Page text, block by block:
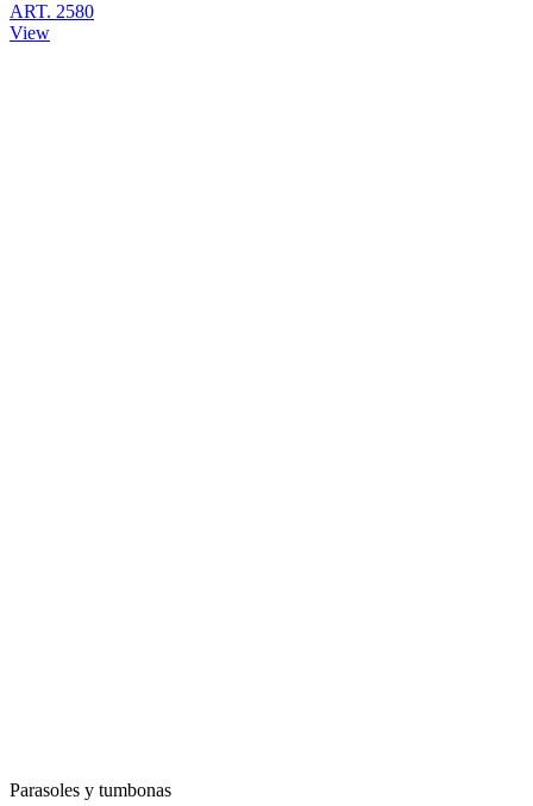
ART. 2580
View
Parasoles y tumbonas